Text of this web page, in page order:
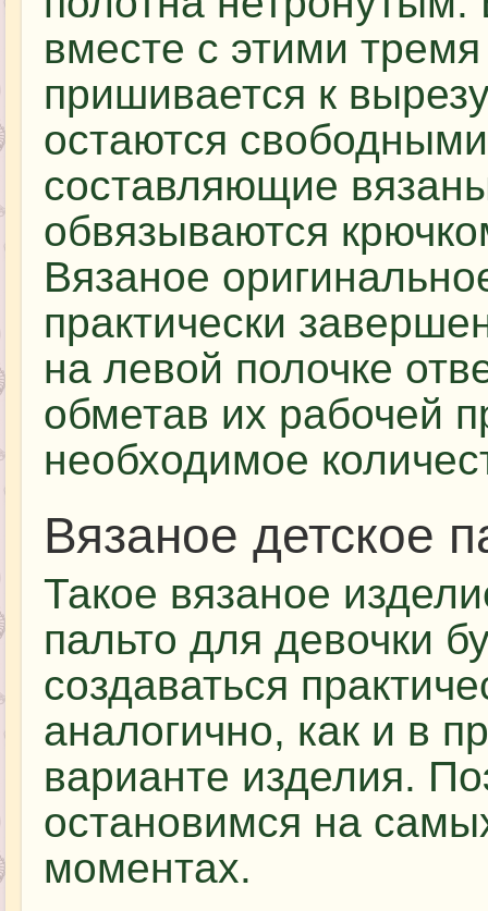
вместе с этими
пришивается к
остаются
составляющие
обвязываются
Вязаное
практически
на левой полочке
обметав их рабочей
необходимое
Вязаное детское
Такое вязаное
пальто для девочки
создаваться
аналогично, как и в
варианте изделия.
остановимся на
моментах.